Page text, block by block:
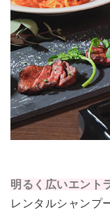
明るく広いエント
レンタルシャンプ